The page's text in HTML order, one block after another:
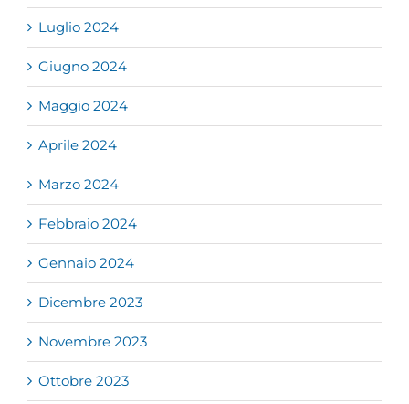
Luglio 2024
Giugno 2024
Maggio 2024
Aprile 2024
Marzo 2024
Febbraio 2024
Gennaio 2024
Dicembre 2023
Novembre 2023
Ottobre 2023